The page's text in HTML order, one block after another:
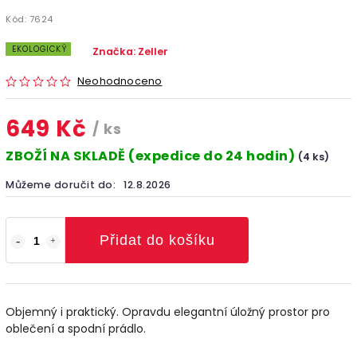
Kód: 7624
EKOLOGICKÝ
Neohodnoceno
Značka: Zeller
649 Kč / ks
ZBOŽÍ NA SKLADĚ (expedice do 24 hodin) (4 ks)
Můžeme doručit do: 12.8.2026
Přidat do košíku
Objemný i praktický. Opravdu elegantní úložný prostor pro
oblečení a spodní prádlo.